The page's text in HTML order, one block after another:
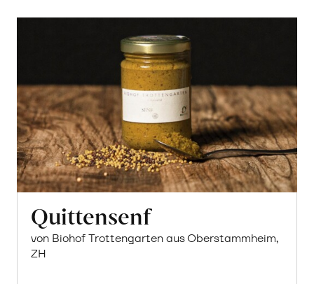
Quittensenf
von Biohof Trottengarten aus Oberstammheim,
ZH